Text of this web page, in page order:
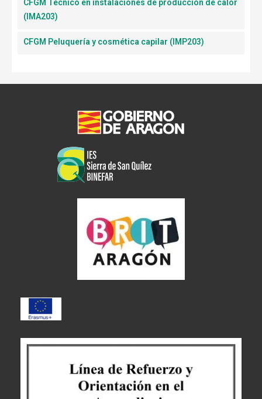
CFGM Técnico en instalaciones de producción de calor
(IMA203)​
CFGM Peluquería y cosmética capilar (IMP203)